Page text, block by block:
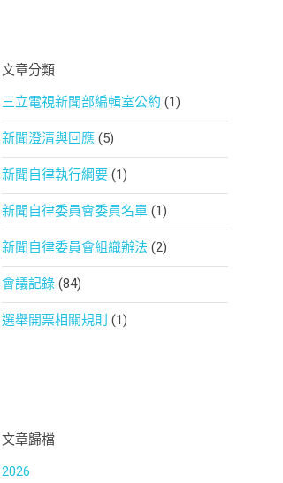
文章分類
三立電視新聞部編輯室公約 (1)
新聞澄清與回應(5)
新聞自律執行綱要(1)
新聞自律委員會委員名單(1)
新聞自律委員會組織辦法 (2)
會議記錄(84)
選舉開票相關規則 (1)
文章歸檔
2026